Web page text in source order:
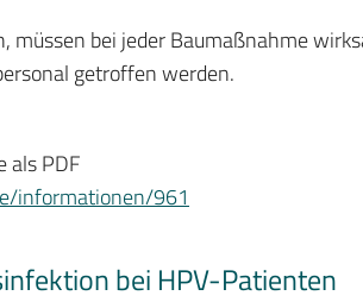
müssen bei jeder Baumaßnahme
getroffen werden.
als PDF
informationen/961
bei HPV-Patienten